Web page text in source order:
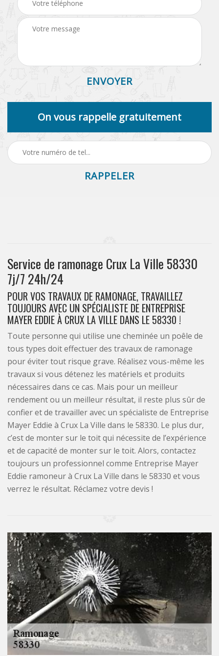
On vous rappelle gratuitement
Service de ramonage Crux La Ville 58330
7j/7 24h/24
POUR VOS TRAVAUX DE RAMONAGE, TRAVAILLEZ
TOUJOURS AVEC UN SPÉCIALISTE DE ENTREPRISE
MAYER EDDIE À CRUX LA VILLE DANS LE 58330 !
Toute personne qui utilise une cheminée un poêle de
tous types doit effectuer des travaux de ramonage
pour éviter tout risque grave. Réalisez vous-même les
travaux si vous détenez les matériels et produits
nécessaires dans ce cas. Mais pour un meilleur
rendement ou un meilleur résultat, il reste plus sûr de
confier et de travailler avec un spécialiste de Entreprise
Mayer Eddie à Crux La Ville dans le 58330. Le plus dur,
c’est de monter sur le toit qui nécessite de l’expérience
et de capacité de monter sur le toit. Alors, contactez
toujours un professionnel comme Entreprise Mayer
Eddie ramoneur à Crux La Ville dans le 58330 et vous
verrez le résultat. Réclamez votre devis !